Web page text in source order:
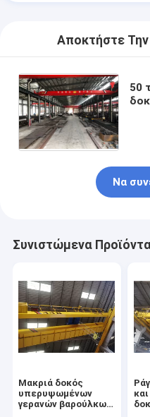
Αποκτήστε Την
50
Να
Συνιστώμενα
Μακριά δοκός
υπερυψωμένων
γερανών βαρούλκων